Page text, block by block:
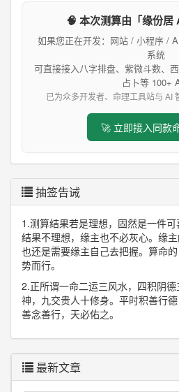
🧠 本次测算由「缘份居
如果您正在开发：网站 / 小程序 /
系统
可直接接入八字排盘、紫微斗数、
占卜等 100+
已为众多开发者、命理工具站与 AI
🚀 立即接入同款
抽签告诫
1.测算结果若是理想，固然是一件
结果不理想，缘主也不必灰心。缘主
也还是需要缘主自己去把握。算命
势而行。
2.正所谓一命二运三风水，四积阴
神，九交贵人十修身。平时积善行德
善念善行，天必佑之。
最新文章